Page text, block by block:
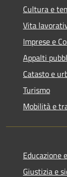
Cultura e
Vita
Imprese e
Appalti
Catasto e
Turismo
Mobilità e
Educazione
Giustizia e